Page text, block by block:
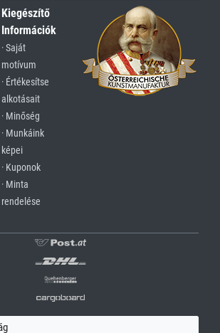
Kiegészítő
Információk
· Saját
motívum
· Értékesítse
alkotásait
· Minőség
· Munkáink
képei
· Kuponok
· Minta
rendelése